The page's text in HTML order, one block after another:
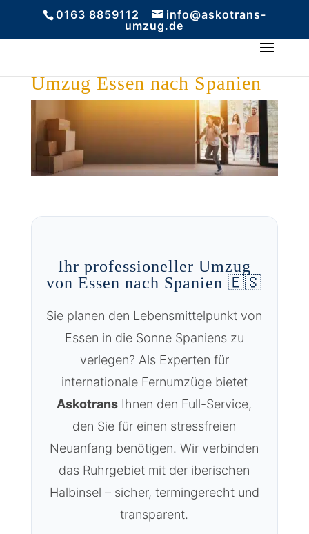
0163 8859112
info@askotrans-
umzug.de
Umzug Essen nach Spanien
Ihr professioneller Umzug
von Essen nach Spanien 🇪🇸
Sie planen den Lebensmittelpunkt von
Essen in die Sonne Spaniens zu
verlegen? Als Experten für
internationale Fernumzüge bietet
Askotrans Ihnen den Full-Service,
den Sie für einen stressfreien
Neuanfang benötigen. Wir verbinden
das Ruhrgebiet mit der iberischen
Halbinsel – sicher, termingerecht und
transparent.